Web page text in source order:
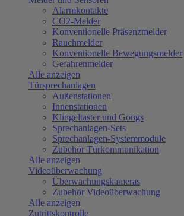
Alarmkontakte
CO2-Melder
Konventionelle Präsenzmelder
Rauchmelder
Konventionelle Bewegungsmelder
Gefahrenmelder
Alle anzeigen
Türsprechanlagen
Außenstationen
Innenstationen
Klingeltaster und Gongs
Sprechanlagen-Sets
Sprechanlagen-Systemmodule
Zubehör Türkommunikation
Alle anzeigen
Videoüberwachung
Überwachungskameras
Zubehör Videoüberwachung
Alle anzeigen
Zutrittskontrolle